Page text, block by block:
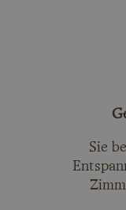
Sie